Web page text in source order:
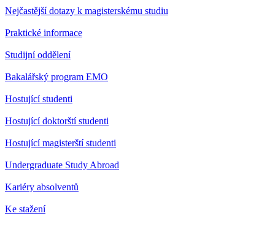
Nejčastější dotazy k magisterskému studiu
Praktické informace
Studijní oddělení
Bakalářský program EMO
Hostující studenti
Hostující doktorští studenti
Hostující magisterští studenti
Undergraduate Study Abroad
Kariéry absolventů
Ke stažení